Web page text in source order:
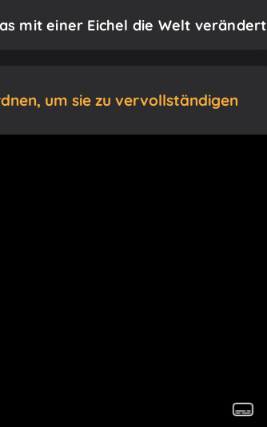
mit einer Eichel die Welt
um sie zu vervollständigen